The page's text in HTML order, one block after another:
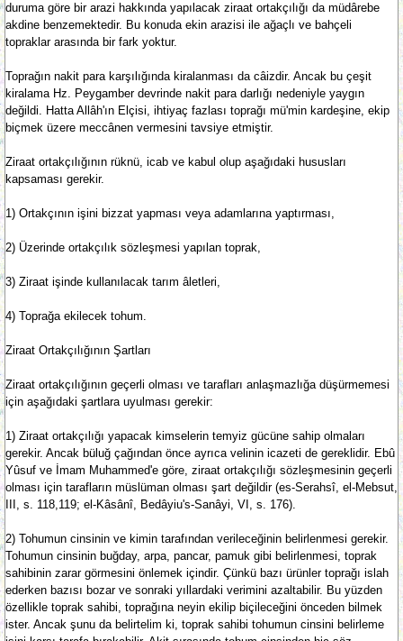
duruma göre bir arazi hakkında yapılacak ziraat ortakçılığı da müdârebe
akdine benzemektedir. Bu konuda ekin arazisi ile ağaçlı ve bahçeli
topraklar arasında bir fark yoktur.
Toprağın nakit para karşılığında kiralanması da câizdir. Ancak bu çeşit
kiralama Hz. Peygamber devrinde nakit para darlığı nedeniyle yaygın
değildi. Hatta Allâh'ın Elçisi, ihtiyaç fazlası toprağı mü'min kardeşine, ekip
biçmek üzere meccânen vermesini tavsiye etmiştir.
Ziraat ortakçılığının rüknü, icab ve kabul olup aşağıdaki hususları
kapsaması gerekir.
1) Ortakçının işini bizzat yapması veya adamlarına yaptırması,
2) Üzerinde ortakçılık sözleşmesi yapılan toprak,
3) Ziraat işinde kullanılacak tarım âletleri,
4) Toprağa ekilecek tohum.
Ziraat Ortakçılığının Şartları
Ziraat ortakçılığının geçerli olması ve tarafları anlaşmazlığa düşürmemesi
için aşağıdaki şartlara uyulması gerekir:
1) Ziraat ortakçılığı yapacak kimselerin temyiz gücüne sahip olmaları
gerekir. Ancak büluğ çağından önce ayrıca velinin icazeti de gereklidir. Ebû
Yûsuf ve İmam Muhammed'e göre, ziraat ortakçılığı sözleşmesinin geçerli
olması için tarafların müslüman olması şart değildir (es-Serahsî, el-Mebsut,
III, s. 118,119; el-Kâsânî, Bedâyiu's-Sanâyi, VI, s. 176).
2) Tohumun cinsinin ve kimin tarafından verileceğinin belirlenmesi gerekir.
Tohumun cinsinin buğday, arpa, pancar, pamuk gibi belirlenmesi, toprak
sahibinin zarar görmesini önlemek içindir. Çünkü bazı ürünler toprağı islah
ederken bazısı bozar ve sonraki yıllardaki verimini azaltabilir. Bu yüzden
özellikle toprak sahibi, toprağına neyin ekilip biçileceğini önceden bilmek
ister. Ancak şunu da belirtelim ki, toprak sahibi tohumun cinsini belirleme